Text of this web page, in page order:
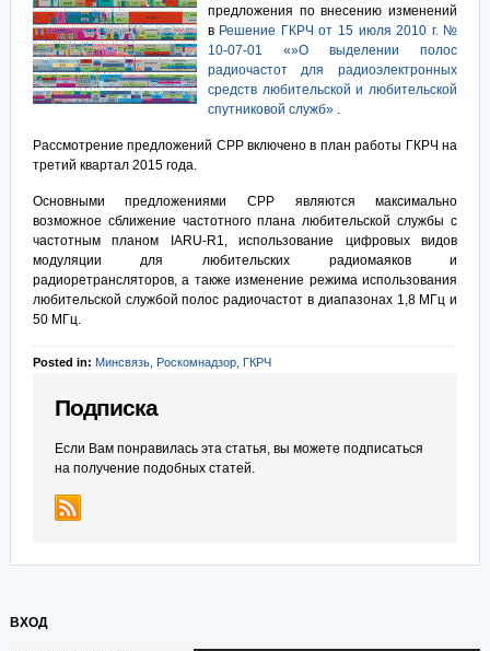
предложения по внесению изменений
в Решение ГКРЧ от 15 июля 2010 г. №
10-07-01 «»О выделении полос
радиочастот для радиоэлектронных
средств любительской и любительской
спутниковой служб».
Рассмотрение предложений СРР включено в план работы ГКРЧ на
третий квартал 2015 года.
Основными предложениями СРР являются максимально
возможное сближение частотного плана любительской службы с
частотным планом IARU-R1, использование цифровых видов
модуляции для любительских радиомаяков и
радиоретрансляторов, а также изменение режима использования
любительской службой полос радиочастот в диапазонах 1,8 МГц и
50 МГц.
Posted in: Минсвязь, Роскомнадзор, ГКРЧ
Подписка
Если Вам понравилась эта статья, вы можете подписаться
на получение подобных статей.
ВХОД